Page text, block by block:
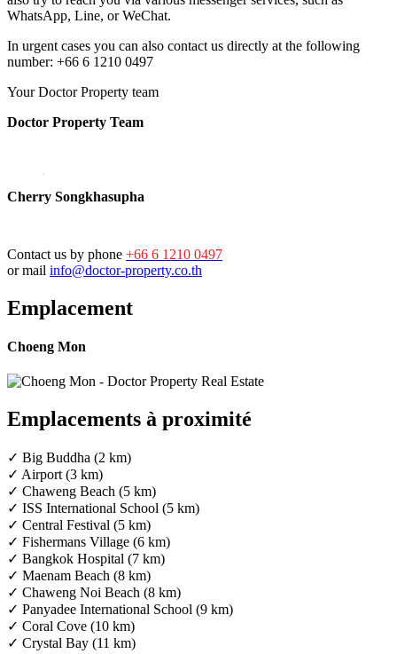
WhatsApp, Line, or WeChat.
In urgent cases you can also contact us directly at the following
number: +66 6 1210 0497
Your Doctor Property team
Doctor Property Team
Cherry Songkhasupha
Contact us by phone +66 6 1210 0497
or mail info@doctor-property.co.th
Emplacement
Choeng Mon
Emplacements à proximité
✓ Big Buddha (2 km)
✓ Airport (3 km)
✓ Chaweng Beach (5 km)
✓ ISS International School (5 km)
✓ Central Festival (5 km)
✓ Fishermans Village (6 km)
✓ Bangkok Hospital (7 km)
✓ Maenam Beach (8 km)
✓ Chaweng Noi Beach (8 km)
✓ Panyadee International School (9 km)
✓ Coral Cove (10 km)
✓ Crystal Bay (11 km)